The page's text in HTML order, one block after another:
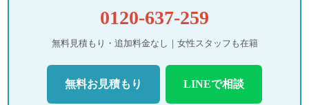
0120-637-259
無料見積もり・追加料金なし｜女性スタッフも在籍
無料お見積もり LINEで相談